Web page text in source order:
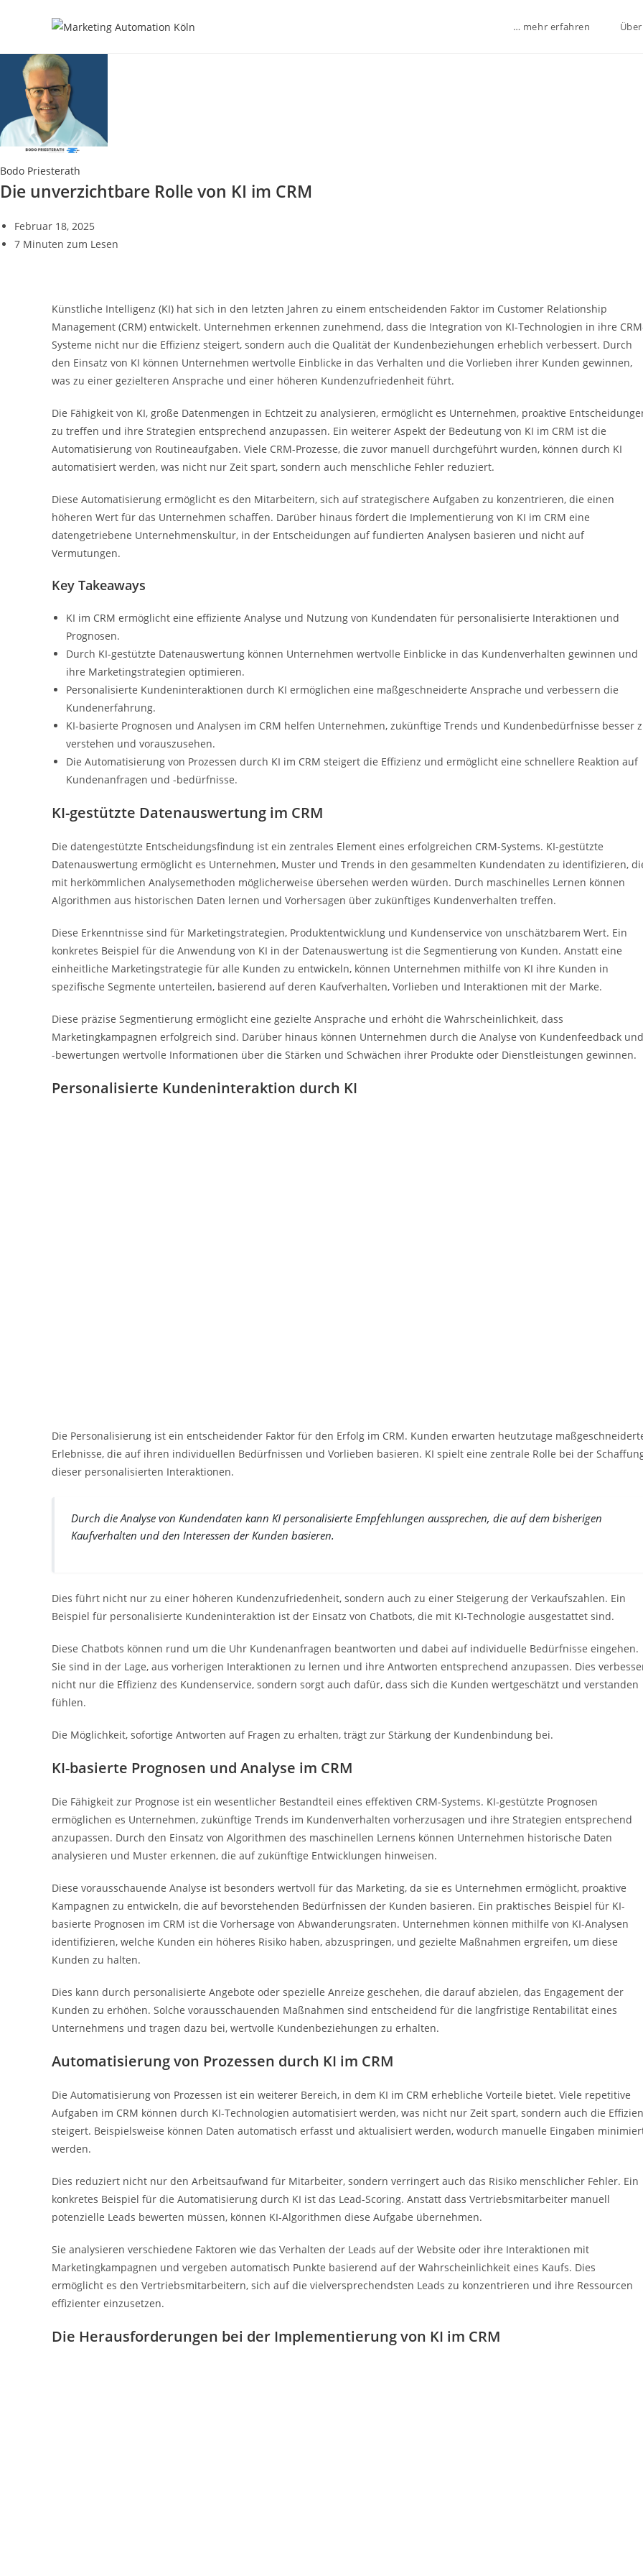
… mehr erfahren
Bodo Priesterath
Die unverzichtbare Rolle von KI im CRM
Februar 18, 2025
7 Minuten zum Lesen
Künstliche Intelligenz (KI) hat sich in den letzten Jahren zu einem entscheidenden Faktor im Customer Relationship
Management (CRM) entwickelt. Unternehmen erkennen zunehmend, dass die Integration von KI-Technologien in ihre
Systeme nicht nur die Effizienz steigert, sondern auch die Qualität der Kundenbeziehungen erheblich verbessert. Durch
den Einsatz von KI können Unternehmen wertvolle Einblicke in das Verhalten und die Vorlieben ihrer Kunden gewinnen,
was zu einer gezielteren Ansprache und einer höheren Kundenzufriedenheit führt.
Die Fähigkeit von KI, große Datenmengen in Echtzeit zu analysieren, ermöglicht es Unternehmen, proaktive
zu treffen und ihre Strategien entsprechend anzupassen. Ein weiterer Aspekt der Bedeutung von KI im CRM ist die
Automatisierung von Routineaufgaben. Viele CRM-Prozesse, die zuvor manuell durchgeführt wurden, können durch KI
automatisiert werden, was nicht nur Zeit spart, sondern auch menschliche Fehler reduziert.
Diese Automatisierung ermöglicht es den Mitarbeitern, sich auf strategischere Aufgaben zu konzentrieren, die einen
höheren Wert für das Unternehmen schaffen. Darüber hinaus fördert die Implementierung von KI im CRM eine
datengetriebene Unternehmenskultur, in der Entscheidungen auf fundierten Analysen basieren und nicht auf
Vermutungen.
Key Takeaways
KI im CRM ermöglicht eine effiziente Analyse und Nutzung von Kundendaten für personalisierte Interaktionen und
Prognosen.
Durch KI-gestützte Datenauswertung können Unternehmen wertvolle Einblicke in das Kundenverhalten gewinnen und
ihre Marketingstrategien optimieren.
Personalisierte Kundeninteraktionen durch KI ermöglichen eine maßgeschneiderte Ansprache und verbessern die
Kundenerfahrung.
KI-basierte Prognosen und Analysen im CRM helfen Unternehmen, zukünftige Trends und Kundenbedürfnisse besser
verstehen und vorauszusehen.
Die Automatisierung von Prozessen durch KI im CRM steigert die Effizienz und ermöglicht eine schnellere Reaktion auf
Kundenanfragen und -bedürfnisse.
KI-gestützte Datenauswertung im CRM
Die datengestützte Entscheidungsfindung ist ein zentrales Element eines erfolgreichen CRM-Systems. KI-gestützte
Datenauswertung ermöglicht es Unternehmen, Muster und Trends in den gesammelten Kundendaten zu identifizieren,
mit herkömmlichen Analysemethoden möglicherweise übersehen werden würden. Durch maschinelles Lernen können
Algorithmen aus historischen Daten lernen und Vorhersagen über zukünftiges Kundenverhalten treffen.
Diese Erkenntnisse sind für Marketingstrategien, Produktentwicklung und Kundenservice von unschätzbarem Wert. Ein
konkretes Beispiel für die Anwendung von KI in der Datenauswertung ist die Segmentierung von Kunden. Anstatt eine
einheitliche Marketingstrategie für alle Kunden zu entwickeln, können Unternehmen mithilfe von KI ihre Kunden in
spezifische Segmente unterteilen, basierend auf deren Kaufverhalten, Vorlieben und Interaktionen mit der Marke.
Diese präzise Segmentierung ermöglicht eine gezielte Ansprache und erhöht die Wahrscheinlichkeit, dass
Marketingkampagnen erfolgreich sind. Darüber hinaus können Unternehmen durch die Analyse von Kundenfeedback und
-bewertungen wertvolle Informationen über die Stärken und Schwächen ihrer Produkte oder Dienstleistungen gewinnen.
Personalisierte Kundeninteraktion durch KI
Die Personalisierung ist ein entscheidender Faktor für den Erfolg im CRM. Kunden erwarten heutzutage
Erlebnisse, die auf ihren individuellen Bedürfnissen und Vorlieben basieren. KI spielt eine zentrale Rolle bei der
dieser personalisierten Interaktionen.
Durch die Analyse von Kundendaten kann KI personalisierte Empfehlungen aussprechen, die auf dem bisherigen
Kaufverhalten und den Interessen der Kunden basieren.
Dies führt nicht nur zu einer höheren Kundenzufriedenheit, sondern auch zu einer Steigerung der Verkaufszahlen. Ein
Beispiel für personalisierte Kundeninteraktion ist der Einsatz von Chatbots, die mit KI-Technologie ausgestattet sind.
Diese Chatbots können rund um die Uhr Kundenanfragen beantworten und dabei auf individuelle Bedürfnisse eingehen.
Sie sind in der Lage, aus vorherigen Interaktionen zu lernen und ihre Antworten entsprechend anzupassen. Dies
nicht nur die Effizienz des Kundenservice, sondern sorgt auch dafür, dass sich die Kunden wertgeschätzt und verstanden
fühlen.
Die Möglichkeit, sofortige Antworten auf Fragen zu erhalten, trägt zur Stärkung der Kundenbindung bei.
KI-basierte Prognosen und Analyse im CRM
Die Fähigkeit zur Prognose ist ein wesentlicher Bestandteil eines effektiven CRM-Systems. KI-gestützte Prognosen
ermöglichen es Unternehmen, zukünftige Trends im Kundenverhalten vorherzusagen und ihre Strategien entsprechend
anzupassen. Durch den Einsatz von Algorithmen des maschinellen Lernens können Unternehmen historische Daten
analysieren und Muster erkennen, die auf zukünftige Entwicklungen hinweisen.
Diese vorausschauende Analyse ist besonders wertvoll für das Marketing, da sie es Unternehmen ermöglicht, proaktive
Kampagnen zu entwickeln, die auf bevorstehenden Bedürfnissen der Kunden basieren. Ein praktisches Beispiel für KI-
basierte Prognosen im CRM ist die Vorhersage von Abwanderungsraten. Unternehmen können mithilfe von KI-Analysen
identifizieren, welche Kunden ein höheres Risiko haben, abzuspringen, und gezielte Maßnahmen ergreifen, um diese
Kunden zu halten.
Dies kann durch personalisierte Angebote oder spezielle Anreize geschehen, die darauf abzielen, das Engagement der
Kunden zu erhöhen. Solche vorausschauenden Maßnahmen sind entscheidend für die langfristige Rentabilität eines
Unternehmens und tragen dazu bei, wertvolle Kundenbeziehungen zu erhalten.
Automatisierung von Prozessen durch KI im CRM
Die Automatisierung von Prozessen ist ein weiterer Bereich, in dem KI im CRM erhebliche Vorteile bietet. Viele repetitive
Aufgaben im CRM können durch KI-Technologien automatisiert werden, was nicht nur Zeit spart, sondern auch die
steigert. Beispielsweise können Daten automatisch erfasst und aktualisiert werden, wodurch manuelle Eingaben
werden.
Dies reduziert nicht nur den Arbeitsaufwand für Mitarbeiter, sondern verringert auch das Risiko menschlicher Fehler. Ein
konkretes Beispiel für die Automatisierung durch KI ist das Lead-Scoring. Anstatt dass Vertriebsmitarbeiter manuell
potenzielle Leads bewerten müssen, können KI-Algorithmen diese Aufgabe übernehmen.
Sie analysieren verschiedene Faktoren wie das Verhalten der Leads auf der Website oder ihre Interaktionen mit
Marketingkampagnen und vergeben automatisch Punkte basierend auf der Wahrscheinlichkeit eines Kaufs. Dies
ermöglicht es den Vertriebsmitarbeitern, sich auf die vielversprechendsten Leads zu konzentrieren und ihre Ressourcen
effizienter einzusetzen.
Die Herausforderungen bei der Implementierung von KI im CRM